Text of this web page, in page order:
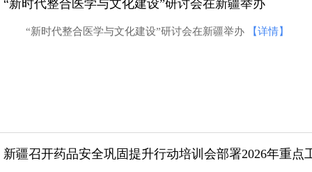
“新时代整合医学与文化建设”研讨会在新疆举办
“新时代整合医学与文化建设”研讨会在新疆举办 【详情】
新疆召开药品安全巩固提升行动培训会部署2026年重点